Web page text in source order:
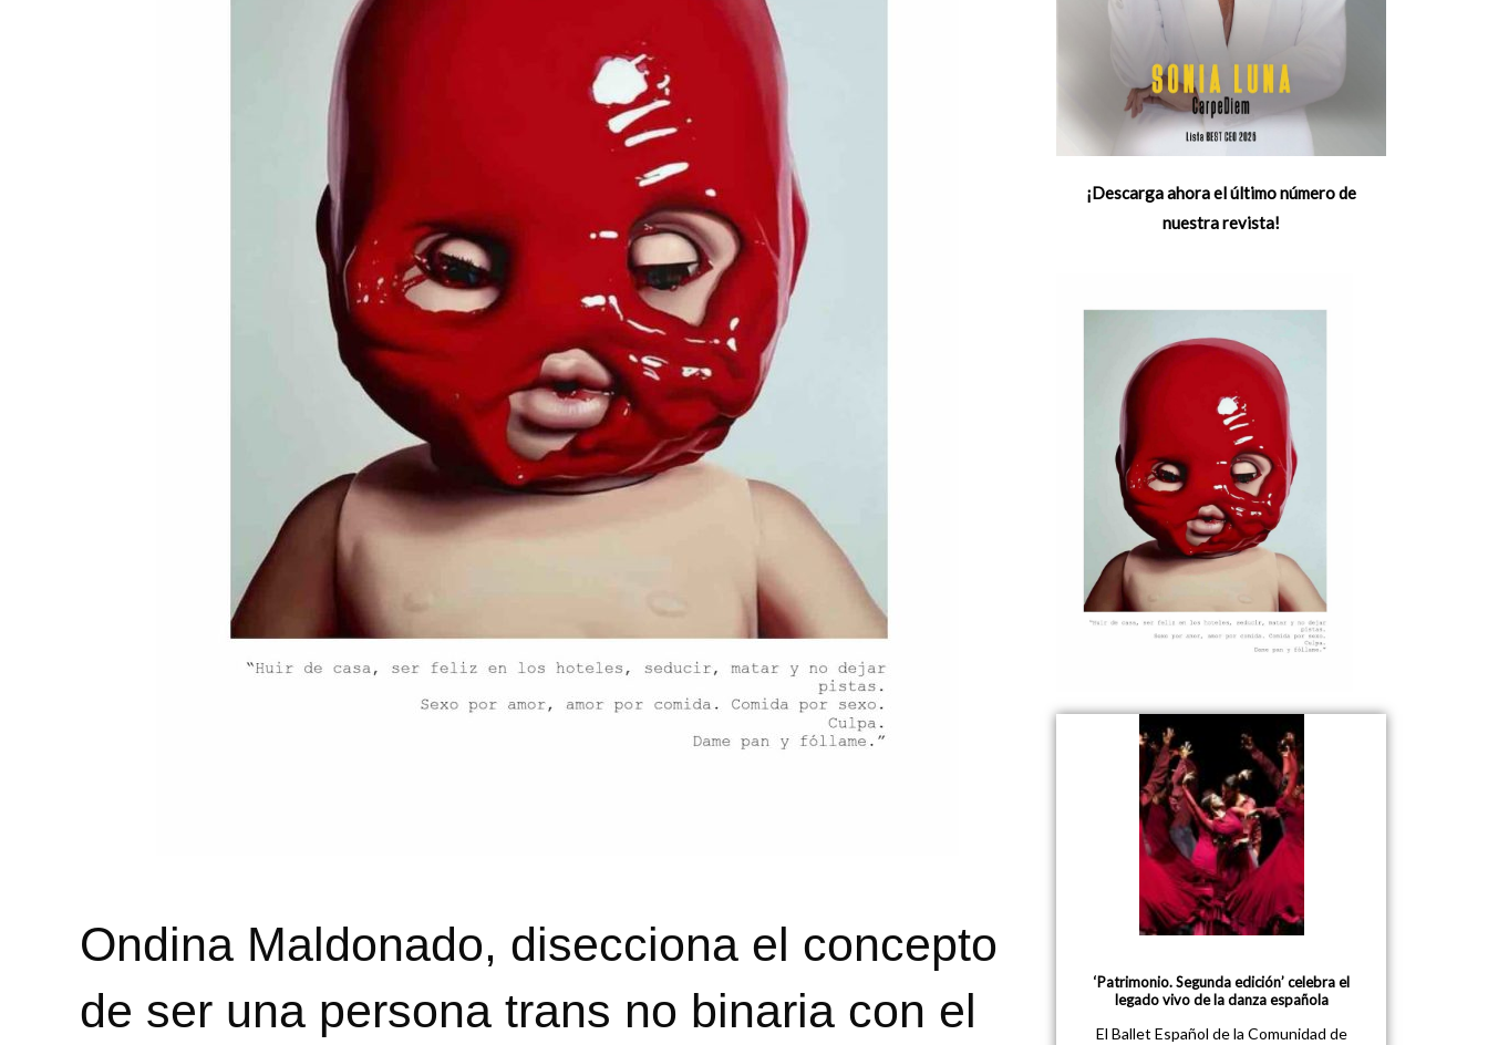
Ondina Maldonado, disecciona el concepto
de ser una persona trans no binaria con el
¡Descarga ahora el último número de
nuestra revista!
‘Patrimonio. Segunda edición’ celebra el
legado vivo de la danza española
El Ballet Español de la Comunidad de